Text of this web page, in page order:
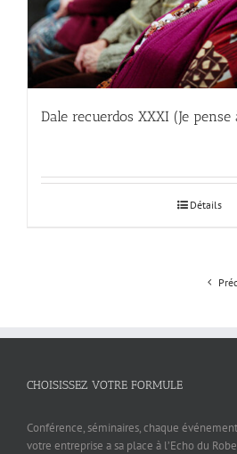
Dale recuerdos XXXI (Je
Détails
CHOISISSEZ VOTRE FORMULE
Conférence, séminaires, chaque
votre entreprise a sa place à l’Echo du